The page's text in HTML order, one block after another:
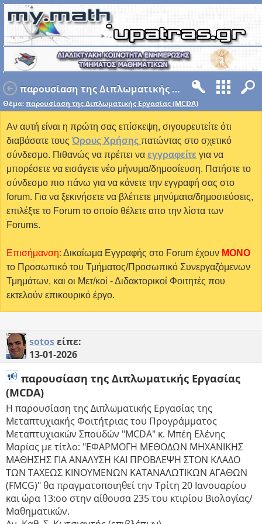
παρουσίαση της Διπλωματικής Εργασίας (MCDA)
Θέμα:παρουσίαση της Διπλωματικής Εργασίας (MCDA)
Αν αυτή είναι η πρώτη σας επίσκεψη, σιγουρευτείτε ότι
διαβάσατε τους Όρους Χρήσης πατώντας στο σχετικό
σύνδεσμο. Πιθανώς να πρέπει να εγγραφείτε για να
μπορέσετε να εισάγετε νέο μήνυμα/δημοσίευση. Πατήστε το
σύνδεσμο πιο πάνω για να κάνετε την εγγραφή σας στο
forum. Για να ξεκινήσετε να βλέπετε μηνύματα/δημοσιεύσεις,
επιλέξτε το Forum το οποίο θέλετε απο την λίστα των
Forums.
Επισήμανση: Δικαίωμα Εγγραφής στο Forum έχουν MONO
το Προσωπικό του Τμήματος/Προσωπικό Συνεργαζόμενων
Τμημάτων, και οι Μετ/κοί - Διδακτορικοί Φοιτητές που
εκτελούν επικουρικό έργο.
sotosείπε:
13-01-2026
παρουσίαση της Διπλωματικής Εργασίας
(MCDA)
H παρουσίαση της Διπλωματικής Εργασίας της
Μεταπτυχιακής Φοιτήτριας του Προγράμματος
Μεταπτυχιακών Σπουδών "ΜCDA" κ. Μπέη Ελένης
Μαρίας με τίτλο: "ΕΦΑΡΜΟΓΗ ΜΕΘΟΔΩΝ ΜΗΧΑΝΙΚΗΣ
ΜΑΘΗΣΗΣ ΓΙΑ ΑΝΑΛΥΣΗ ΚΑΙ ΠΡΟΒΛΕΨΗ ΣΤΟΝ ΚΛΑΔΟ
ΤΩΝ ΤΑΧΕΩΣ ΚΙΝΟΥΜΕΝΩΝ ΚΑΤΑΝΑΛΩΤΙΚΩΝ ΑΓΑΘΩΝ
(FMCG)" θα πραγματοποιηθεί την Τρίτη 20 Ιανουαρίου
και ώρα 13:οο στην αίθουσα 235 του κτιρίου Βιολογίας/
Μαθηματικών.